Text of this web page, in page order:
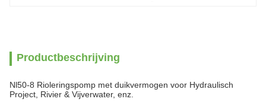
Productbeschrijving
Nl50-8 Rioleringspomp met duikvermogen voor Hydraulisch
Project, Rivier & Vijverwater, enz.